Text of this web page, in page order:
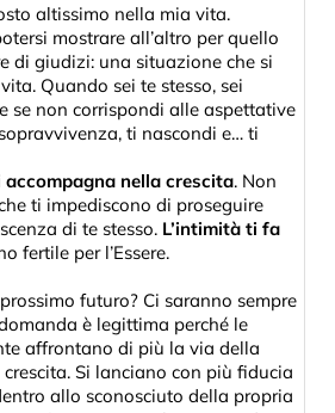
altissimo nella mia vita.
mostrare all’altro per quello
di giudizi: una situazione che si
Quando sei te stesso, sei
se non corrispondi alle aspettative
ti nascondi e… ti
accompagna nella crescita. Non
ti impediscono di proseguire
di te stesso. L’intimità ti fa
fertile per l’Essere.
futuro? Ci saranno sempre
è legittima perché le
affrontano di più la via della
Si lanciano con più fiducia
allo sconosciuto della propria